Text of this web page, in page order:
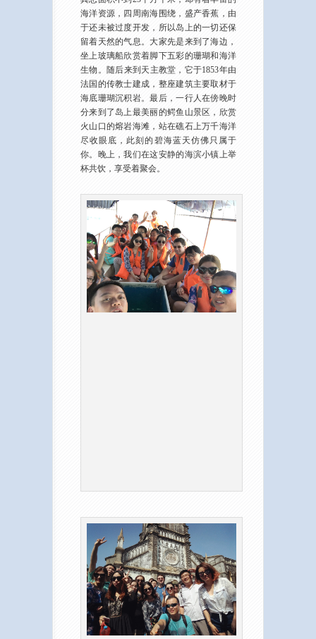
海洋资源，四周南海围绕，盛产香蕉，由
于还未被过度开发，所以岛上的一切还保
留着天然的气息。大家先是来到了海边，
坐上玻璃船欣赏着脚下五彩的珊瑚和海洋
生物。随后来到天主教堂，它于1853年由
法国的传教士建成，整座建筑主要取材于
海底珊瑚沉积岩。最后，一行人在傍晚时
分来到了岛上最美丽的鳄鱼山景区，欣赏
火山口的熔岩海滩，站在礁石上万千海洋
尽收眼底，此刻的碧海蓝天仿佛只属于
你。晚上，我们在这安静的海滨小镇上举
杯共饮，享受着聚会。